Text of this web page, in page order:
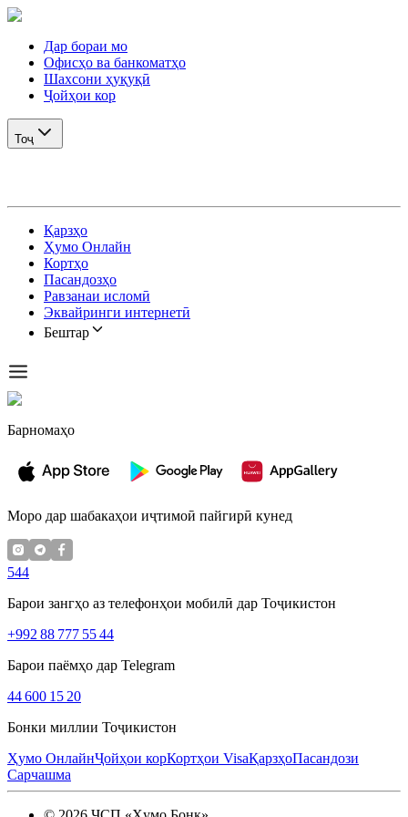
Дар бораи мо
Офисҳо ва банкоматҳо
Шахсони ҳуқуқӣ
Ҷойҳои кор
Тоҷ
Қарзҳо
Ҳумо Онлайн
Кортҳо
Пасандозҳо
Равзанаи исломӣ
Эквайринги интернетӣ
Бештар
Барномаҳо
Моро дар шабакаҳои иҷтимоӣ пайгирӣ кунед
544
Барои зангҳо аз телефонҳои мобилӣ дар Тоҷикистон
+992 88 777 55 44
Барои паёмҳо дар Telegram
44 600 15 20
Бонки миллии Тоҷикистон
Ҳумо ОнлайнҶойҳои корКортҳои VisaҚарзҳоПасандози
Сарчашма